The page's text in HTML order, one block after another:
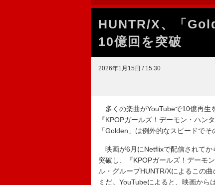
HUNTR/X、「
10億回を突破
2026年1月15日 / 15:30
多くの楽曲がYouTubeで10億再生
『KPOPガールズ！デーモン・ハン
「Golden」は例外的なスピードでそ
映画が6月にNetflixで配信されてか
突破し、『KPOPガールズ！デーモ
ル・グループHUNTR/Xによるこの
ミだ。YouTubeによると、映画から